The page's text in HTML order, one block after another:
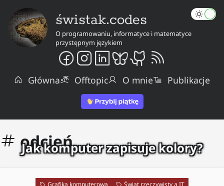
świstak.codes
O programowaniu, informatyce i matematyce
przystępnym językiem
Główna Offtopic O mnie Publikacje
odcień
Jak komputer zapisuje kolory?
Grafika komputerowa Świat rzeczywisty a IT